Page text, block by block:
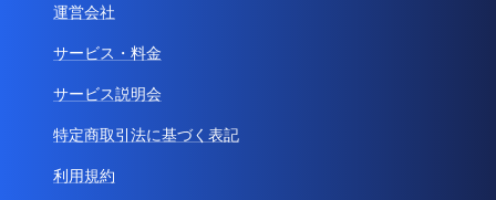
運営会社
サービス・料金
サービス説明会
特定商取引法に基づく表記
利用規約